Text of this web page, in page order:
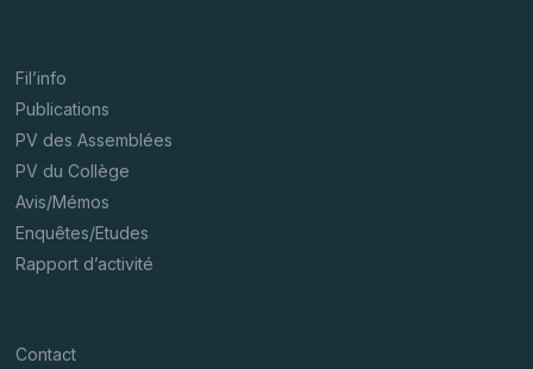
Fil’info
Publications
PV des Assemblées
PV du Collège
Avis/Mémos
Enquêtes/Etudes
Rapport d’activité
Contact